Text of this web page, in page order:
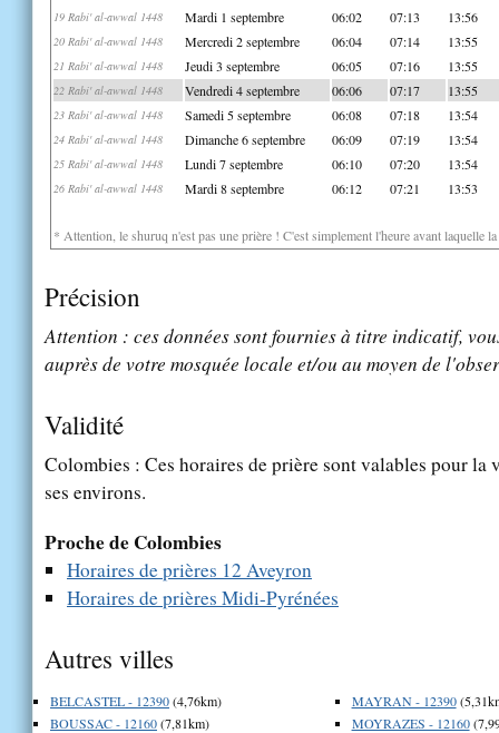
19 Rabi' al-awwal 1448 Mardi 1 septembre 06:02 07:13 13:56
20 Rabi' al-awwal 1448 Mercredi 2 septembre 06:04 07:14 13:55
21 Rabi' al-awwal 1448 Jeudi 3 septembre 06:05 07:16 13:55
22 Rabi' al-awwal 1448 Vendredi 4 septembre 06:06 07:17 13:55
23 Rabi' al-awwal 1448 Samedi 5 septembre 06:08 07:18 13:54
24 Rabi' al-awwal 1448 Dimanche 6 septembre 06:09 07:19 13:54
25 Rabi' al-awwal 1448 Lundi 7 septembre 06:10 07:20 13:54
26 Rabi' al-awwal 1448 Mardi 8 septembre 06:12 07:21 13:53
* Attention, le shuruq n'est pas une prière ! C'est simplement l'heure avant laquelle
Précision
Attention : ces données sont fournies à titre indicatif,
auprès de votre mosquée locale et/ou au moyen de
Validité
Colombies : Ces horaires de prière sont valables pour
ses environs.
Proche de Colombies
Horaires de prières 12 Aveyron
Horaires de prières Midi-Pyrénées
Autres villes
BELCASTEL - 12390(4,76km)
BOUSSAC - 12160(7,81km)
MAYRAN - 12390
MOYRAZES - 12160